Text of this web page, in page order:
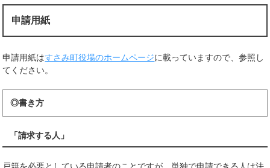
申請用紙
申請用紙はすさみ町役場のホームページに載っていますので、参照し
てください。
◎書き方
「請求する人」